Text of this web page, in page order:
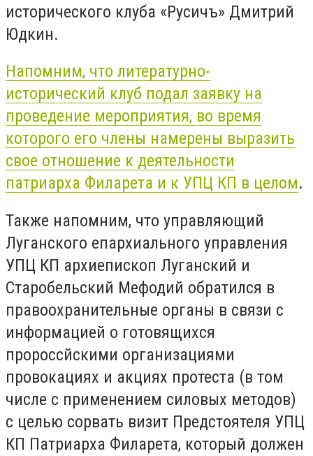
исторического клуба «Русичъ» Дмитрий
Юдкин.
Напомним, что литературно-
исторический клуб подал заявку на
проведение мероприятия, во время
которого его члены намерены выразить
свое отношение к деятельности
патриарха Филарета и к УПЦ КП в целом.
Также напомним, что управляющий
Луганского епархиального управления
УПЦ КП архиепископ Луганский и
Старобельский Мефодий обратился в
правоохранительные органы в связи с
информацией о готовящихся
пророссйскими организациями
провокациях и акциях протеста (в том
числе с применением силовых методов)
с целью сорвать визит Предстоятеля УПЦ
КП Патриарха Филарета, который должен